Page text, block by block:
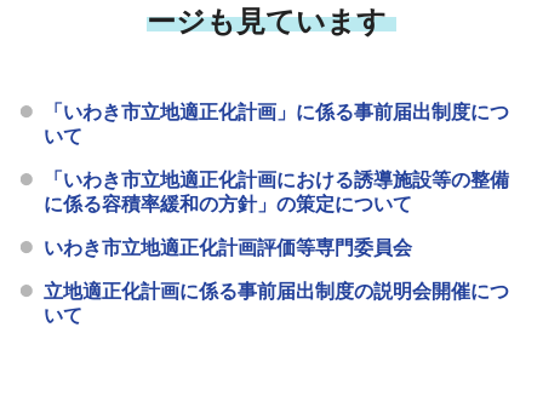
ージも見ています
「いわき市立地適正化計画」に係る事前届出制度につ
いて
「いわき市立地適正化計画における誘導施設等の整備
に係る容積率緩和の方針」の策定について
いわき市立地適正化計画評価等専門委員会
立地適正化計画に係る事前届出制度の説明会開催につ
いて